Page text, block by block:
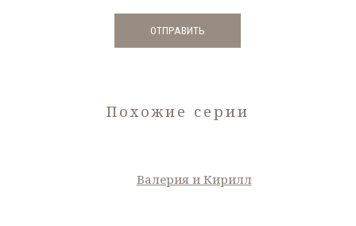
Похожие серии
Валерия и Кирилл